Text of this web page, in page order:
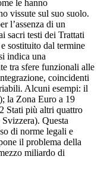
le hanno
vissute sul suo suolo.
l’assenza di un
sacri testi dei Trattati
sostituito dal termine
indica una
tra sfere funzionali alle
coincidenti
Alcuni esempi: il
la Zona Euro a 19
Stati più altri quattro
Questa
di norme legali e
il problema della
miliardo di